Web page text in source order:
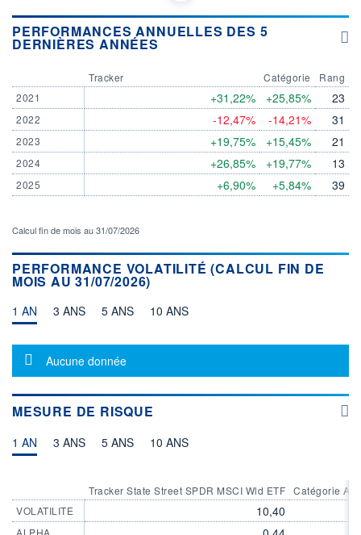
IE00BFY0GT14 - State Street Global Advisors Europe
Limited
EURONEXT AMSTERDAM DONNÉES TEMPS DIFFÉRÉ
Politique d'exécution
45
MSCI TRN WORLD INDEX Actions International Gdes
Cap. Mixte
46,8950
VOLUME
23 641 06.08.26 / 17:35:00
LIMITE À LA
BAISSE
RISQUE DU FONDS (SRI)
4/7
PERFORMANCES ANNUELLES DES 5
DERNIÈRES ANNÉES
2021
2022
2023
2024
2025
Tracker
+31,22%
-12,47%
+19,75%
+26,85%
+6,90%
Catégorie
+25,85%
-14,21%
+15,45%
+19,77%
+5,84%
Rang
23
31
21
13
39
Calcul fin de mois au 31/07/2026
PERFORMANCE VOLATILITÉ (CALCUL FIN DE
MOIS AU 31/07/2026)
1 AN 3 ANS 5 ANS 10 ANS
Message d'information
Aucune donnée
MESURE DE RISQUE
1 AN 3 ANS 5 ANS 10 ANS
VOLATILITE
ALPHA
Tracker State Street SPDR MSCI Wld ETF
10,40
Catégorie